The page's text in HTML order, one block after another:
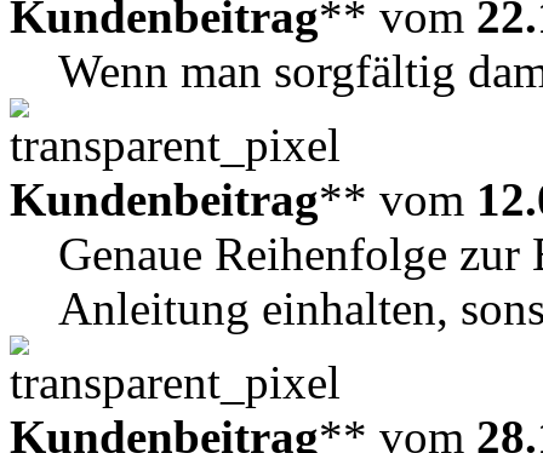
Kundenbeitrag** vom
Wenn man sorgfältig
Kundenbeitrag** vom
Genaue Reihenfolge
Anleitung einhalten,
Kundenbeitrag** vom